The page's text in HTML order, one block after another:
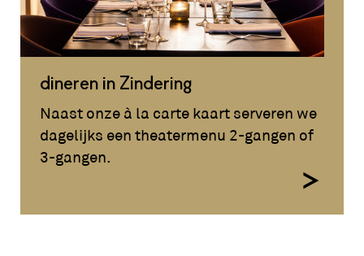
dineren in Zindering
Naast onze à la carte kaart serveren we
dagelijks een theatermenu 2-gangen of
3-gangen.